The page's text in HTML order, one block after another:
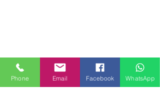
MILANHOUSES
Phone Email Facebook WhatsApp